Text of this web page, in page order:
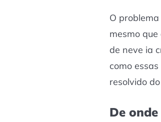
O
mesmo
de neve ia
como
resolvido
De